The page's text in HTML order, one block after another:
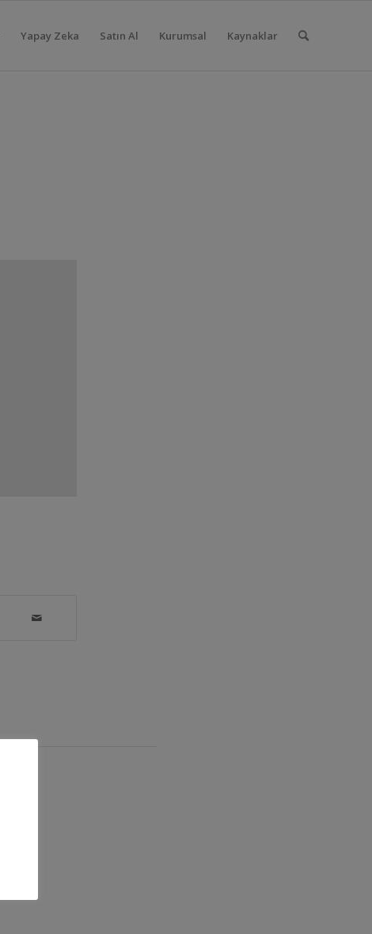
Yapay Zeka Satın Al Kurumsal Kaynaklar